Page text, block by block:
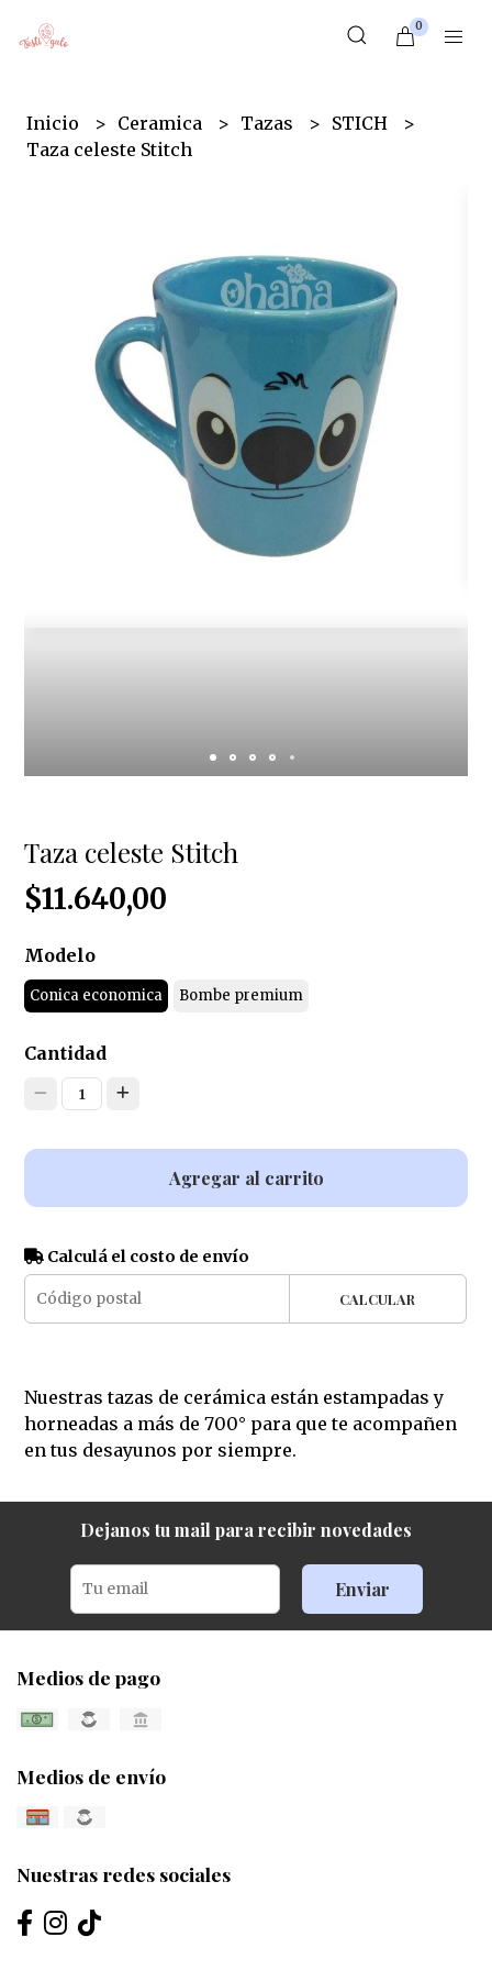
0
Inicio Ceramica Tazas
STICH
Taza celeste Stitch
Taza celeste Stitch
$11.640,00
Modelo
Conica economica Bombe premium
Cantidad
1
Agregar al carrito
Calculá el costo de envío
CALCULAR
Nuestras tazas de cerámica están estampadas y
horneadas a más de 700° para que te acompañen
en tus desayunos por siempre.
Dejanos tu mail para recibir novedades
Enviar
Medios de pago
Medios de envío
Nuestras redes sociales